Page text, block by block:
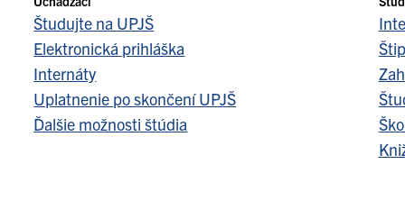
Študujte na UPJŠ
Elektronická prihláška
Internáty
Uplatnenie po skončení UPJŠ
Ďalšie možnosti štúdia